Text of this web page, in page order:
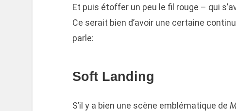
Et puis étoffer un peu le fil rouge – qui
Ce serait bien d’avoir une certaine
parle:
Soft Landing
S’il y a bien une scène emblématique de